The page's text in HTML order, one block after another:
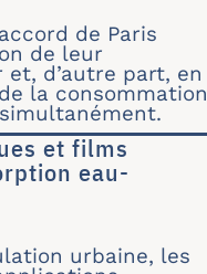
de Paris
de leur
d’autre part, en
la consommation
et films
eau-
urbaine, les